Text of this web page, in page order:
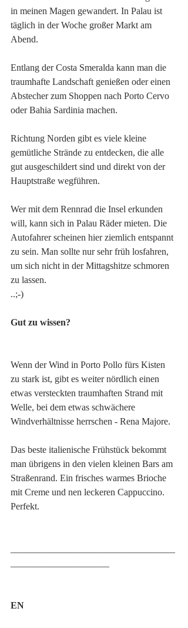
in meinen Magen gewandert. In Palau ist
täglich in der Woche großer Markt am
Abend.
Entlang der Costa Smeralda kann man die
traumhafte Landschaft genießen oder einen
Abstecher zum Shoppen nach Porto Cervo
oder Bahia Sardinia machen.
Richtung Norden gibt es viele kleine
gemütliche Strände zu entdecken, die alle
gut ausgeschildert sind und direkt von der
Hauptstraße wegführen.
Wer mit dem Rennrad die Insel erkunden
will, kann sich in Palau Räder mieten. Die
Autofahrer scheinen hier ziemlich entspannt
zu sein. Man sollte nur sehr früh losfahren,
um sich nicht in der Mittagshitze schmoren
zu lassen.
..;-)
Gut zu wissen?
Wenn der Wind in Porto Pollo fürs Kisten
zu stark ist, gibt es weiter nördlich einen
etwas versteckten traumhaften Strand mit
Welle, bei dem etwas schwächere
Windverhältnisse herrschen - Rena Majore.
Das beste italienische Frühstück bekommt
man übrigens in den vielen kleinen Bars am
Straßenrand. Ein frisches warmes Brioche
mit Creme und nen leckeren Cappuccino.
Perfekt.
EN